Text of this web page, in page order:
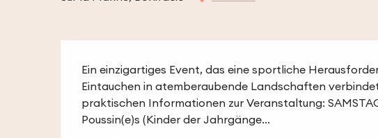
Beschreibung
Ein einzigartiges Event, das eine sportliche
Eintauchen in atemberaubende Landschaften
praktischen Informationen zur Veranstaltung:
Poussin(e)s (Kinder der Jahrgänge...